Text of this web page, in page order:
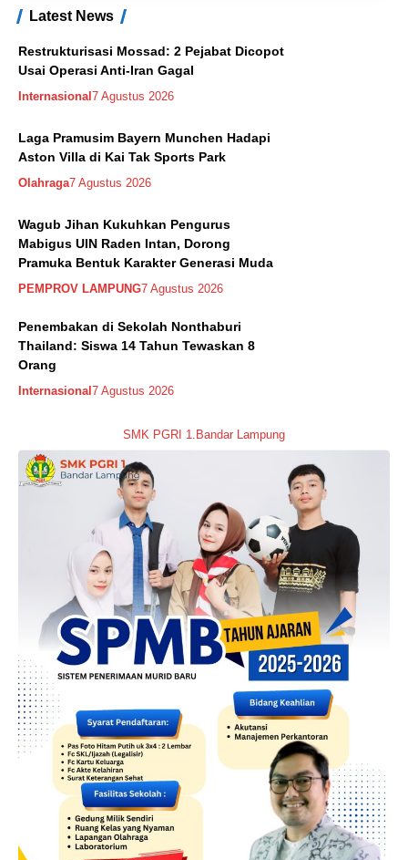
Latest News
Restrukturisasi Mossad: 2 Pejabat Dicopot
Usai Operasi Anti-Iran Gagal
Internasional 7 Agustus 2026
Laga Pramusim Bayern Munchen Hadapi
Aston Villa di Kai Tak Sports Park
Olahraga7 Agustus 2026
Wagub Jihan Kukuhkan Pengurus
Mabigus UIN Raden Intan, Dorong
Pramuka Bentuk Karakter Generasi Muda
PEMPROV LAMPUNG7 Agustus 2026
Penembakan di Sekolah Nonthaburi
Thailand: Siswa 14 Tahun Tewaskan 8
Orang
Internasional 7 Agustus 2026
SMK PGRI 1.Bandar Lampung